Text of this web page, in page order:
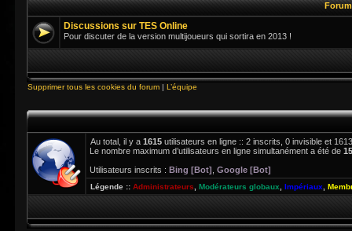
Discussions sur TES Online
Pour discuter de la version multijoueurs qui sortira en 2013 !
Supprimer tous les cookies du forum | L’équipe
Au total, il y a 1615 utilisateurs en ligne :: 2 inscrits, 0 invisible et
Le nombre maximum d’utilisateurs en ligne simultanément a été de
Utilisateurs inscrits : Bing [Bot] Google [Bot]
Légende :: Administrateurs Modérateurs globaux Impériaux